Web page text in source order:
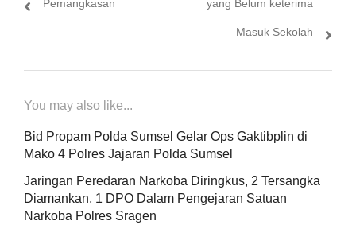
Pemangkasan yang Belum keterima
Masuk Sekolah
You may also like...
Bid Propam Polda Sumsel Gelar Ops Gaktibplin di
Mako 4 Polres Jajaran Polda Sumsel
Jaringan Peredaran Narkoba Diringkus, 2 Tersangka
Diamankan, 1 DPO Dalam Pengejaran Satuan
Narkoba Polres Sragen